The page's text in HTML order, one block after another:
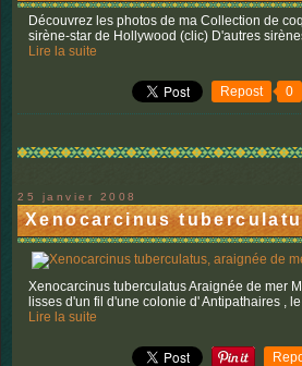
Découvrez les photos de ma Collection de
sirène-star de Hollywood (clic) D'autres
Lire la suite
Repost 0
25 janvier 2008
Xenocarcinus
Xenocarcinus tuberculatus Araignée de mer
lisses d'un fil d'une colonie d' Antipathaires ,
Lire la suite